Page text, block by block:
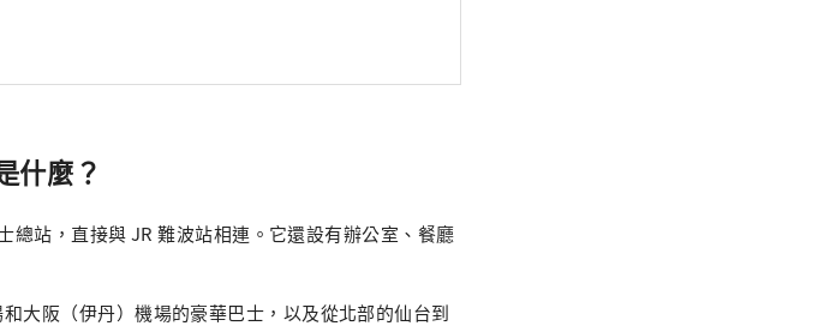
什麼？
總站，直接與 JR 難波站相連。它還設有辦公室、餐廳
大阪（伊丹）機場的豪華巴士，以及從北部的仙台到